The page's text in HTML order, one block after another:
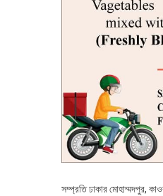
সম্প্রতি ঢাকার মোহাম্মদপুর,